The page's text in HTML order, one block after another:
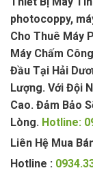
photocoppy,
Cho Thuê Máy
Máy Chấm
Đầu Tại Hải
Lượng. Với Đội
Cao. Đảm Bảo
Lòng. Hotline:
Liên Hệ Mua
Hotline :